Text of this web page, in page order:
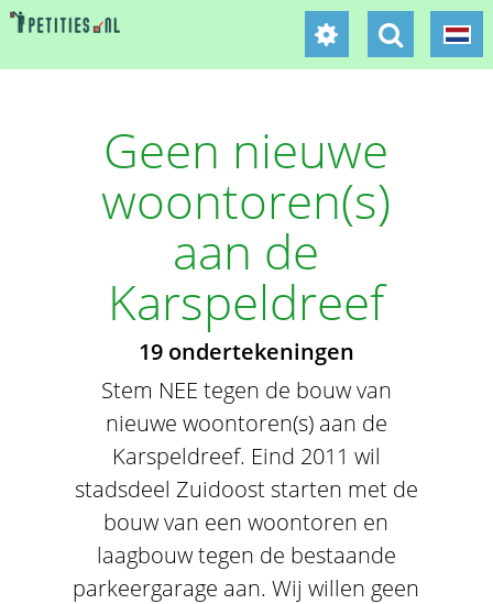
Geen nieuwe
woontoren(s)
aan de
Karspeldreef
19 ondertekeningen
Stem NEE tegen de bouw van
nieuwe woontoren(s) aan de
Karspeldreef. Eind 2011 wil
stadsdeel Zuidoost starten met de
bouw van een woontoren en
laagbouw tegen de bestaande
parkeergarage aan. Wij willen geen